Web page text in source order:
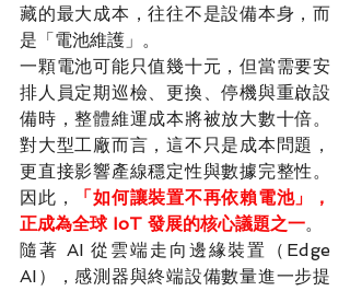
藏的最大成本，往往不是設備本身，而
是「電池維護」。
一顆電池可能只值幾十元，但當需要安
排人員定期巡檢、更換、停機與重啟設
備時，整體維運成本將被放大數十倍。
對大型工廠而言，這不只是成本問題，
更直接影響產線穩定性與數據完整性。
因此，
「如何讓裝置不再依賴電池」，
正成為全球 IoT 發展的核心議題之一。
隨著 AI 從雲端走向邊緣裝置（Edge
AI），感測器與終端設備數量進一步提